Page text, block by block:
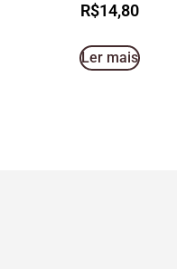
R$14,80
Ler mais